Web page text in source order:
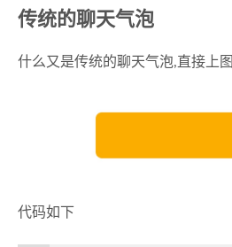
传统的聊天气泡
什么又是传统的聊天气泡,直接上图
代码如下